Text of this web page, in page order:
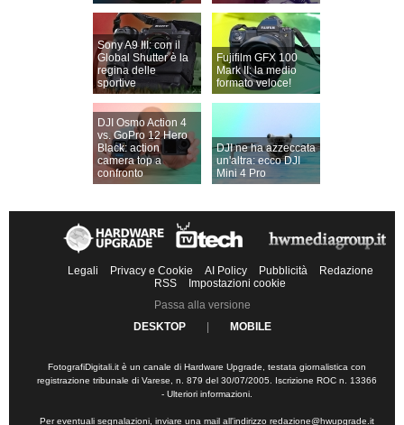
Sony A9 III: con il
Global Shutter è la
regina delle
sportive
Fujifilm GFX 100
Mark II: la medio
formato veloce!
DJI Osmo Action 4
vs. GoPro 12 Hero
Black: action
camera top a
confronto
DJI ne ha azzeccata
un'altra: ecco DJI
Mini 4 Pro
Legali Privacy e Cookie AI Policy Pubblicità
Redazione
RSS
Impostazioni cookie
Passa alla versione
DESKTOP
MOBILE
FotografiDigitali.it è un canale di Hardware Upgrade, testata giornalistica con
registrazione tribunale di Varese, n. 879 del 30/07/2005. Iscrizione ROC n. 13366
- Ulteriori informazioni.
Per eventuali segnalazioni, inviare una mail all'indirizzo redazione@hwupgrade.it